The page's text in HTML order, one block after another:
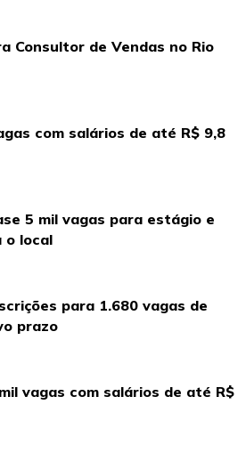
Consultor de Vendas no Rio
com salários de até R$ 9,8
5 mil vagas para estágio e
o local
para 1.680 vagas de
prazo
vagas com salários de até R$